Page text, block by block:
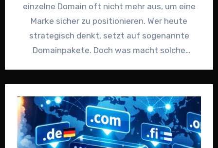
einzelne Domain oft nicht mehr aus, um eine
Marke sicher zu positionieren. Wer heute
strategisch denkt, setzt auf sogenannte
Domainpakete. Doch was macht solche